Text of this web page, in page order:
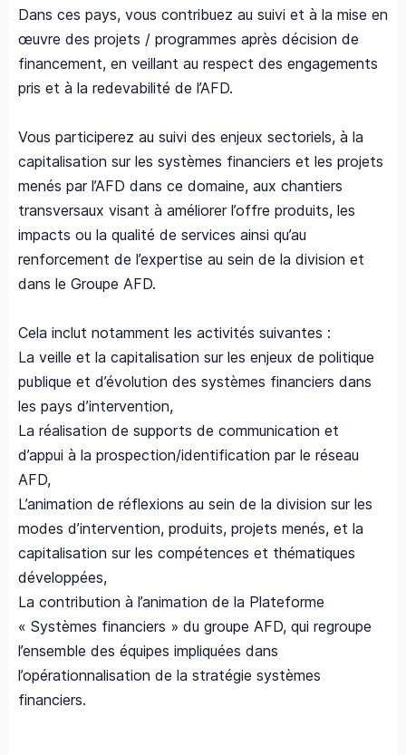
Dans ces pays, vous contribuez au suivi et à la mise en
œuvre des projets / programmes après décision de
financement, en veillant au respect des engagements
pris et à la redevabilité de l’AFD.
Vous participerez au suivi des enjeux sectoriels, à la
capitalisation sur les systèmes financiers et les projets
menés par l’AFD dans ce domaine, aux chantiers
transversaux visant à améliorer l’offre produits, les
impacts ou la qualité de services ainsi qu’au
renforcement de l’expertise au sein de la division et
dans le Groupe AFD.
Cela inclut notamment les activités suivantes :
La veille et la capitalisation sur les enjeux de politique
publique et d’évolution des systèmes financiers dans
les pays d’intervention,
La réalisation de supports de communication et
d’appui à la prospection/identification par le réseau
AFD,
L’animation de réflexions au sein de la division sur les
modes d’intervention, produits, projets menés, et la
capitalisation sur les compétences et thématiques
développées,
La contribution à l’animation de la Plateforme
« Systèmes financiers » du groupe AFD, qui regroupe
l’ensemble des équipes impliquées dans
l’opérationnalisation de la stratégie systèmes
financiers.